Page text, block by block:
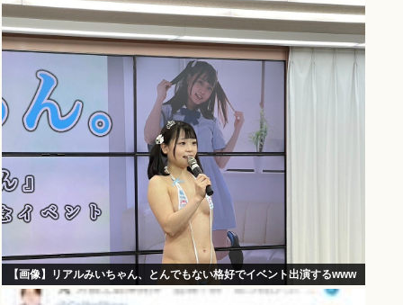
【画像】リアルみいちゃん、とんでもない格好でイベント出演するwww